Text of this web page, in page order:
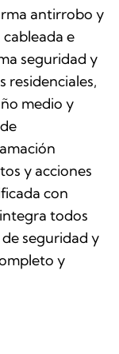
antirrobo y
e
seguridad y
residenciales,
medio y
y acciones
con
todos
seguridad y
y